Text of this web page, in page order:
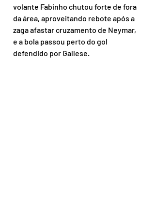
volante Fabinho chutou forte de fora
da área, aproveitando rebote após a
zaga afastar cruzamento de Neymar,
e a bola passou perto do gol
defendido por Gallese.